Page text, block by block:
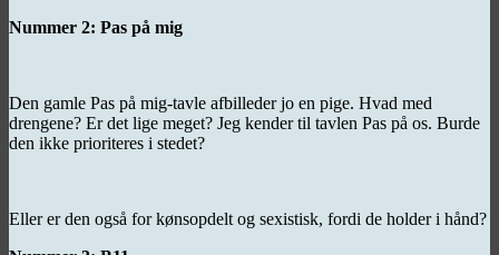
Nummer 2: Pas på mig
Den gamle Pas på mig-tavle afbilleder jo en pige. Hvad med
drengene? Er det lige meget? Jeg kender til tavlen Pas på os. Burde
den ikke prioriteres i stedet?
Eller er den også for kønsopdelt og sexistisk, fordi de holder i hånd?